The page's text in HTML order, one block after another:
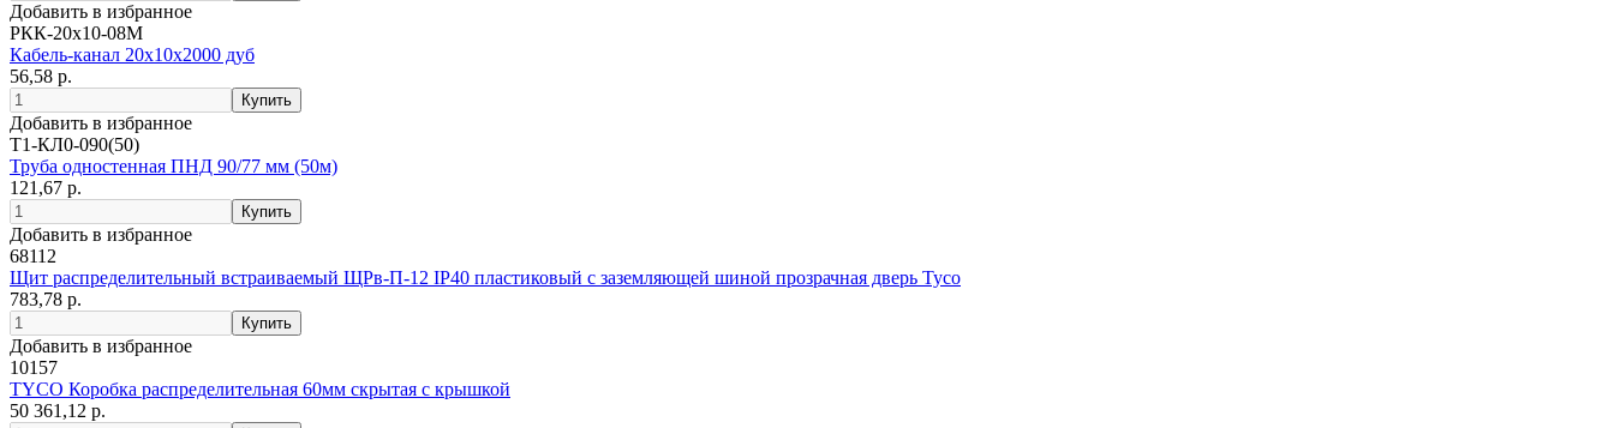
Добавить в избранное
РКК-20х10-08М
Кабель-канал 20х10х2000 дуб
56,58 р.
Добавить в избранное
Т1-КЛ0-090(50)
Труба одностенная ПНД 90/77 мм (50м)
121,67 р.
Добавить в избранное
68112
Щит распределительный встраиваемый ЩРв-П-12 IP40 пластиковый с заземляющей шиной прозрачная дверь Тусо
783,78 р.
Добавить в избранное
10157
TYCO Коробка распределительная 60мм скрытая с крышкой
50 361,12 р.